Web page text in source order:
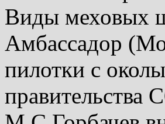
Виды меховых
Амбассадор
пилотки с
правительства